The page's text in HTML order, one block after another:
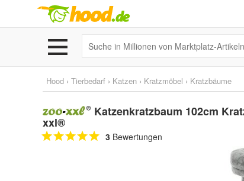
Hood › Tierbedarf › Katzen › Kratzmöbel › Kratzbäume
Katzenkratzbaum 102cm
xxl®
3 Bewertungen